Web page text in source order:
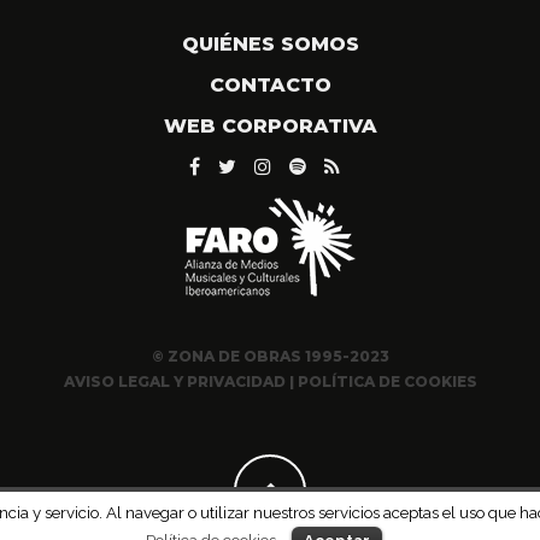
QUIÉNES SOMOS
CONTACTO
WEB CORPORATIVA
© ZONA DE OBRAS 1995-2023
AVISO LEGAL Y PRIVACIDAD | POLÍTICA DE COOKIES
y servicio. Al navegar o utilizar nuestros servicios aceptas el uso que